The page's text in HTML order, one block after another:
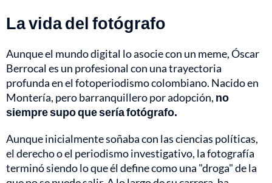
La vida del fotógrafo
Aunque el mundo digital lo asocie con un meme, Óscar
Berrocal es un profesional con una trayectoria
profunda en el fotoperiodismo colombiano. Nacido en
Montería, pero barranquillero por adopción, no
siempre supo que sería fotógrafo.
Aunque inicialmente soñaba con las ciencias políticas,
el derecho o el periodismo investigativo, la fotografía
terminó siendo lo que él define como una "droga" de la